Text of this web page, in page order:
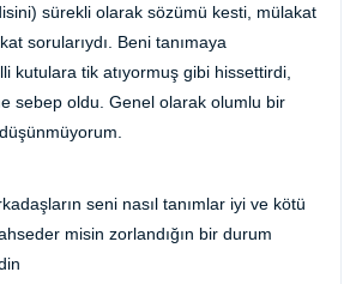
sürekli olarak sözümü kesti, mülakat
sorularıydı. Beni tanımaya
kutulara tik atıyormuş gibi hissettirdi,
sebep oldu. Genel olarak olumlu bir
seni nasıl tanımlar iyi ve kötü
misin zorlandığın bir durum